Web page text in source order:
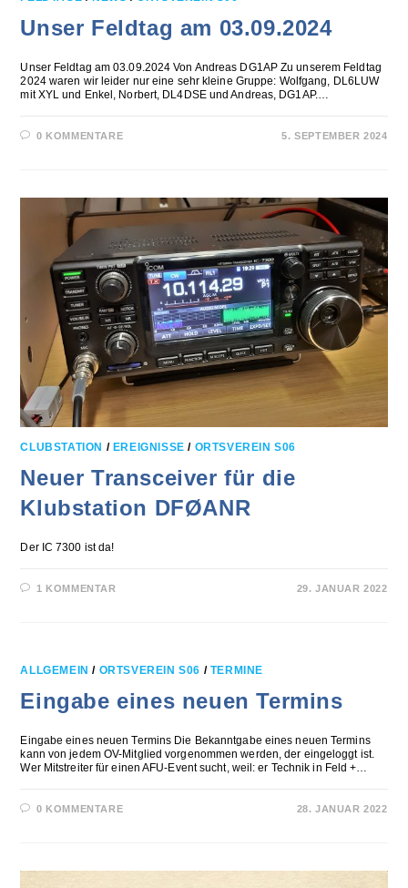
Unser Feldtag am 03.09.2024
Unser Feldtag am 03.09.2024 Von Andreas DG1AP Zu unserem Feldtag
2024 waren wir leider nur eine sehr kleine Gruppe: Wolfgang, DL6LUW
mit XYL und Enkel, Norbert, DL4DSE und Andreas, DG1AP.…
0 KOMMENTARE 5. SEPTEMBER 2024
CLUBSTATION / EREIGNISSE / ORTSVEREIN S06
Neuer Transceiver für die
Klubstation DFØANR
Der IC 7300 ist da!
1 KOMMENTAR 29. JANUAR 2022
ALLGEMEIN / ORTSVEREIN S06 / TERMINE
Eingabe eines neuen Termins
Eingabe eines neuen Termins Die Bekanntgabe eines neuen Termins
kann von jedem OV-Mitglied vorgenommen werden, der eingeloggt ist.
Wer Mitstreiter für einen AFU-Event sucht, weil: er Technik in Feld +…
0 KOMMENTARE 28. JANUAR 2022